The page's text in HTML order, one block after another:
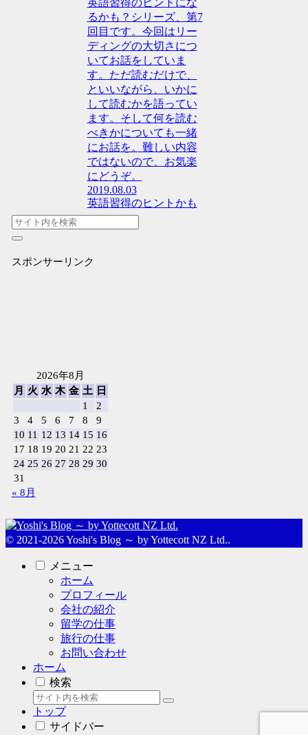
るかも？シリーズ、第7
回目です。今回はリー
ディングの大切さにつ
いてお話をしていま
す。ただ読むだけで、
といいながら、いかに
して読むかを語ってい
ます。そして何を読む
べきかについても一緒
にお話を。難しい内容
ではないので、お気楽
にどうぞ。
2019.08.03
英語習得のヒントかも
スポンサーリンク
2026年8月
月
火 水 木 金 土
日
1
2
3
4 5 6 7 8
9
10 11 12 13 14 15 16
17 18 19 20 21 22 23
24 25 26 27 28 29 30
31
« 8月
© 2021-2026 Yoshi's Blog ～ by Yottecott NZ Ltd..
メニュー
ホーム
プロフィール
会社の紹介
留学の仕事
旅行の仕事
お問い合わせ
ホーム
検索
トップ
サイドバー